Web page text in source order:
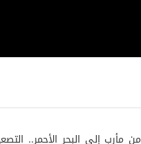
من مأرب إلى البحر الأحمر..